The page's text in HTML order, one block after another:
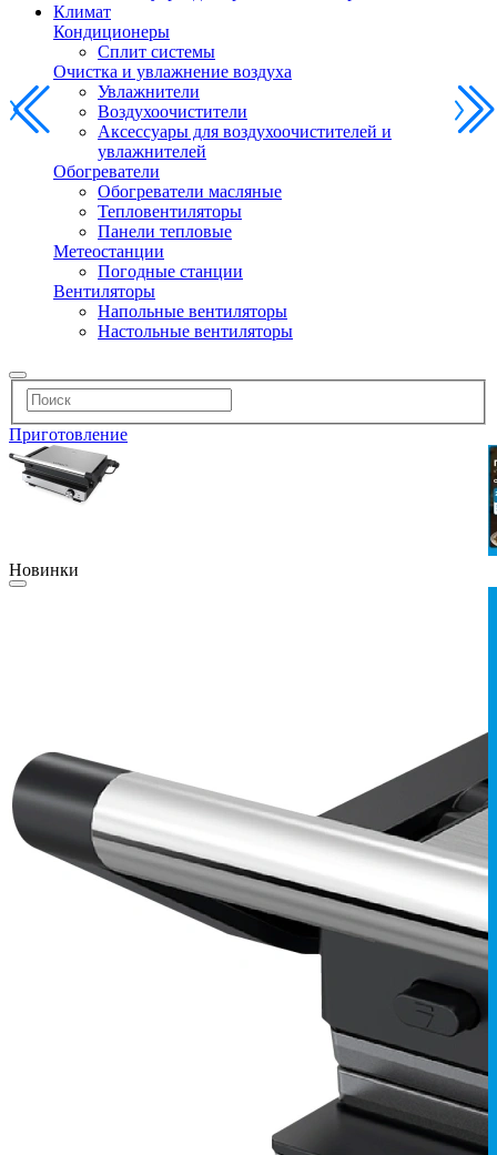
Климат
Кондиционеры
Сплит системы
Очистка и увлажнение воздуха
Увлажнители
Воздухоочистители
Аксессуары для воздухоочистителей и
увлажнителей
Обогреватели
Обогреватели масляные
Тепловентиляторы
Панели тепловые
Метеостанции
Погодные станции
Вентиляторы
Напольные вентиляторы
Настольные вентиляторы
Приготовление
Новинки